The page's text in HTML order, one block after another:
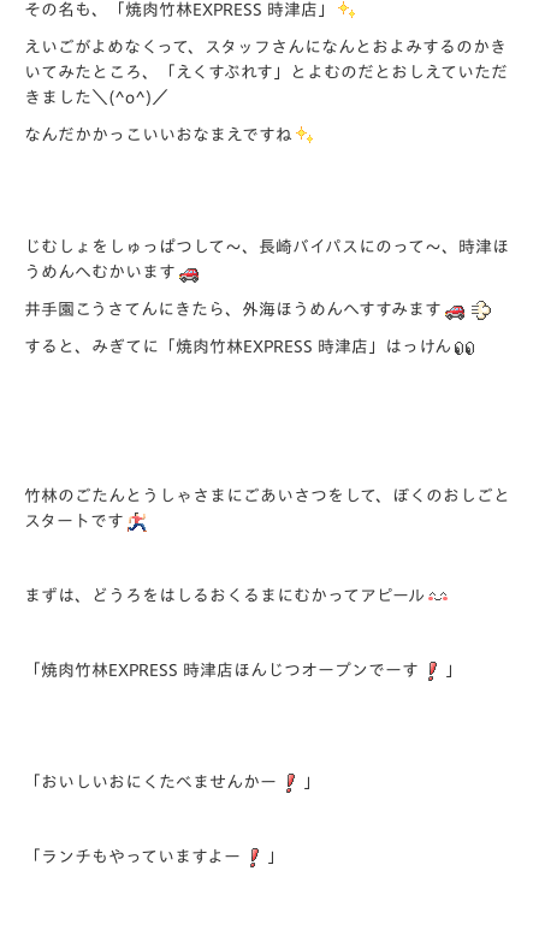
その名も、「焼肉竹林EXPRESS 時津店」
えいごがよめなくって、スタッフさんになんとおよみするのかき
いてみたところ、「えくすぷれす」とよむのだとおしえていただ
きました＼(^o^)／
なんだかかっこいいおなまえですね
じむしょをしゅっぱつして～、長崎バイパスにのって～、時津ほ
うめんへむかいます
井手園こうさてんにきたら、外海ほうめんへすすみます
すると、みぎてに「焼肉竹林EXPRESS 時津店」はっけん
竹林のごたんとうしゃさまにごあいさつをして、ぼくのおしごと
スタートです
まずは、どうろをはしるおくるまにむかってアピール
「焼肉竹林EXPRESS 時津店ほんじつオープンでーす 」
「おいしいおにくたべませんかー 」
「ランチもやっていますよー 」